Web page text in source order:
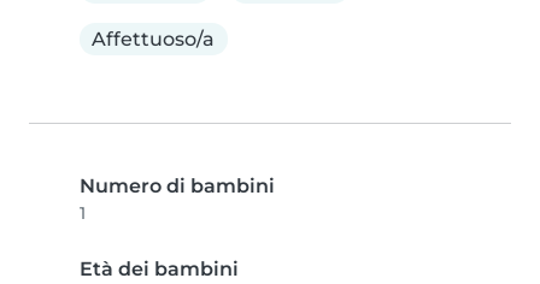
Affettuoso/a
Numero di bambini
1
Età dei bambini